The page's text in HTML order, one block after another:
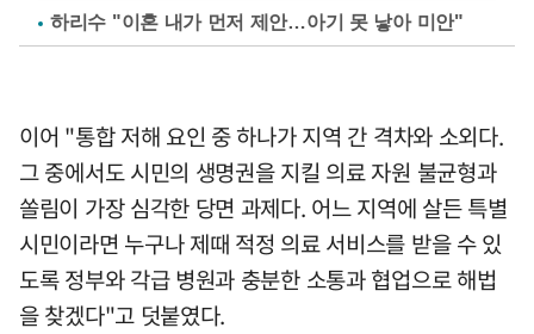
하리수 "이혼 내가 먼저 제안…아기 못 낳아 미안"
이어 "통합 저해 요인 중 하나가 지역 간 격차와 소외다.
그 중에서도 시민의 생명권을 지킬 의료 자원 불균형과
쏠림이 가장 심각한 당면 과제다. 어느 지역에 살든 특별
시민이라면 누구나 제때 적정 의료 서비스를 받을 수 있
도록 정부와 각급 병원과 충분한 소통과 협업으로 해법
을 찾겠다"고 덧붙였다.